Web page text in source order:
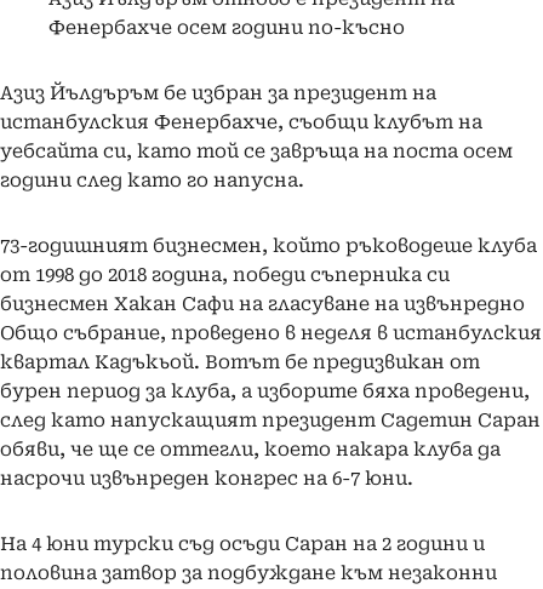
Фенербахче осем години по-късно
Азиз Йълдъръм бе избран за президент на
истанбулския Фенербахче, съобщи клубът на
уебсайта си, като той се завръща на поста осем
години след като го напусна.
73-годишният бизнесмен, който ръководеше клуба
от 1998 до 2018 година, победи съперника си
бизнесмен Хакан Сафи на гласуване на извънредно
Общо събрание, проведено в неделя в истанбулския
квартал Кадъкьой. Вотът бе предизвикан от
бурен период за клуба, а изборите бяха проведени,
след като напускащият президент Садетин Саран
обяви, че ще се оттегли, което накара клуба да
насрочи извънреден конгрес на 6-7 юни.
На 4 юни турски съд осъди Саран на 2 години и
половина затвор за подбуждане към незаконни